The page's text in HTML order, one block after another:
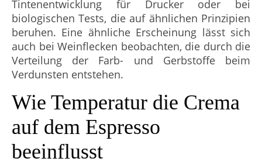
Tintenentwicklung für Drucker oder bei
biologischen Tests, die auf ähnlichen Prinzipien
beruhen. Eine ähnliche Erscheinung lässt sich
auch bei Weinflecken beobachten, die durch die
Verteilung der Farb- und Gerbstoffe beim
Verdunsten entstehen.
Wie Temperatur die Crema
auf dem Espresso
beeinflusst